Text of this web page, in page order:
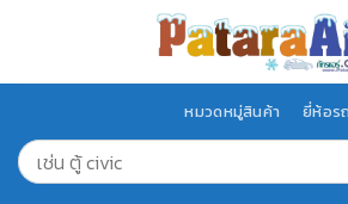
หมวดหมู่สินค้า ยี่ห้อรถ